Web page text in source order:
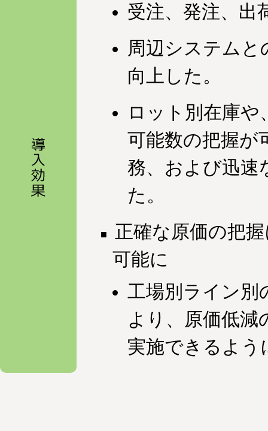
受注、発注、出
周辺システム
向上した。
ロット別在庫や
可能数の把握が
務、および迅速
た。
正確な原価の把
可能に
工場別ライン別
より、原価低
実施できるよう